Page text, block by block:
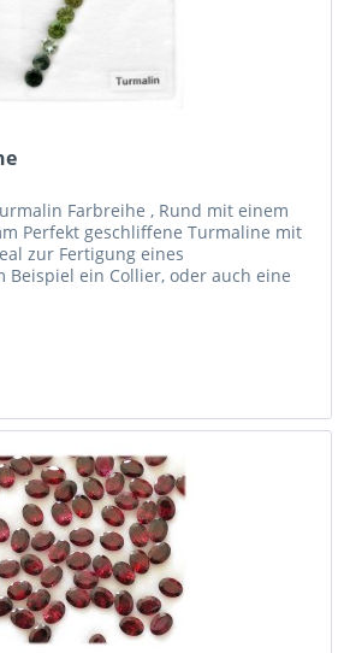
Farbreihe , Rund mit einem
Perfekt geschliffene Turmaline mit
zur Fertigung eines
Beispiel ein Collier, oder auch eine